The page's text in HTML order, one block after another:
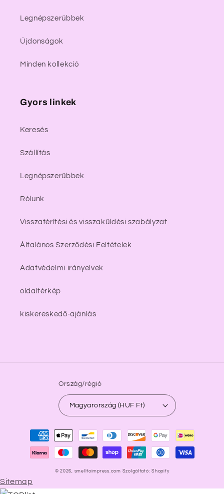
Legnépszerűbbek
Újdonságok
Minden kollekció
Gyors linkek
Keresés
Szállítás
Legnépszerűbbek
Rólunk
Visszatérítési és visszaküldési szabályzat
Általános Szerződési Feltételek
Adatvédelmi irányelvek
oldaltérkép
kiskereskedő-ajánlás
Ország/régió
Magyarország (HUF Ft)
Fizetési
módok
© 2026, smelltoimpress.com Szolgáltató: Shopify
Sitemap